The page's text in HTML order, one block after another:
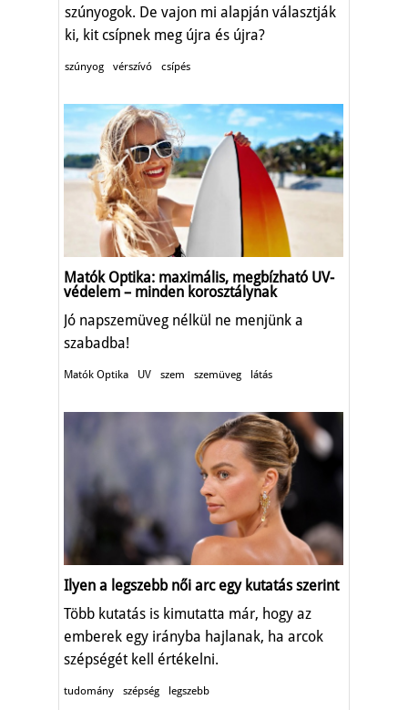
szúnyogok. De vajon mi alapján választják
ki, kit csípnek meg újra és újra?
szúnyog vérszívó csípés
Matók Optika: maximális, megbízható UV-
védelem – minden korosztálynak
Jó napszemüveg nélkül ne menjünk a
szabadba!
Matók Optika UV szem szemüveg látás
Ilyen a legszebb női arc egy kutatás szerint
Több kutatás is kimutatta már, hogy az
emberek egy irányba hajlanak, ha arcok
szépségét kell értékelni.
tudomány szépség legszebb